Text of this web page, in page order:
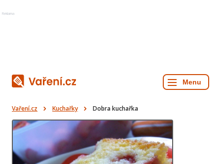
Reklama
Vaření.cz Kuchařky Dobra kuchařka